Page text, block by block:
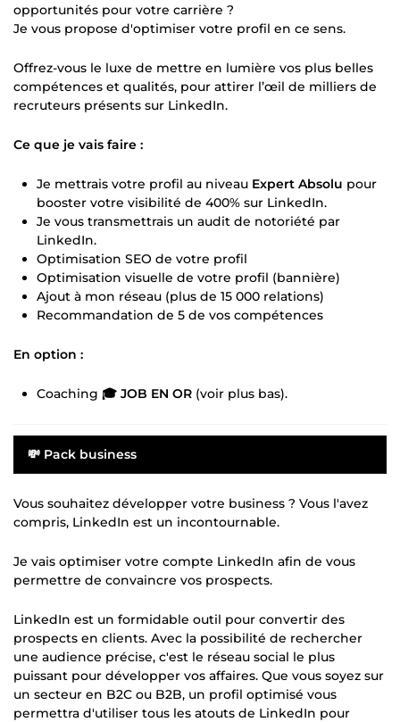
opportunités pour votre carrière ?
Je vous propose d'optimiser votre profil en ce sens.
Offrez-vous le luxe de mettre en lumière vos plus belles
compétences et qualités, pour attirer l’œil de milliers de
recruteurs présents sur LinkedIn.
Ce que je vais faire :
Je mettrais votre profil au niveau Expert Absolu pour
booster votre visibilité de 400% sur LinkedIn.
Je vous transmettrais un audit de notoriété par
LinkedIn.
Optimisation SEO de votre profil
Optimisation visuelle de votre profil (bannière)
Ajout à mon réseau (plus de 15 000 relations)
Recommandation de 5 de vos compétences
En option :
Coaching 🎓 JOB EN OR (voir plus bas).
💸 Pack business
Vous souhaitez développer votre business ? Vous l'avez
compris, LinkedIn est un incontournable.
Je vais optimiser votre compte LinkedIn afin de vous
permettre de convaincre vos prospects.
LinkedIn est un formidable outil pour convertir des
prospects en clients. Avec la possibilité de rechercher
une audience précise, c'est le réseau social le plus
puissant pour développer vos affaires. Que vous soyez sur
un secteur en B2C ou B2B, un profil optimisé vous
permettra d'utiliser tous les atouts de LinkedIn pour